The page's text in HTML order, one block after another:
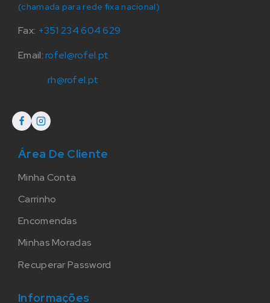
(chamada para rede fixa nacional)
Fax: +351 234 604 629
Email:rofel@rofel.pt
rh@rofel.pt
Área De Cliente
Minha Conta
Carrinho
Encomendas
Minhas Moradas
Recuperar Password
Informações